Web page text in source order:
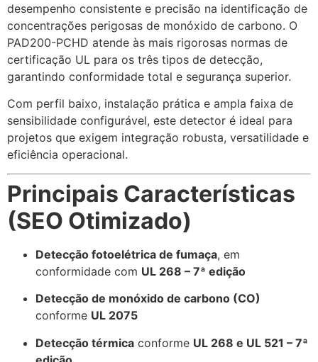
desempenho consistente e precisão na identificação de
concentrações perigosas de monóxido de carbono. O
PAD200-PCHD atende às mais rigorosas normas de
certificação UL para os três tipos de detecção,
garantindo conformidade total e segurança superior.
Com perfil baixo, instalação prática e ampla faixa de
sensibilidade configurável, este detector é ideal para
projetos que exigem integração robusta, versatilidade e
eficiência operacional.
Principais Características
(SEO Otimizado)
Detecção fotoelétrica de fumaça, em
conformidade com UL 268 – 7ª edição
Detecção de monóxido de carbono (CO)
conforme UL 2075
Detecção térmica conforme UL 268 e UL 521 – 7ª